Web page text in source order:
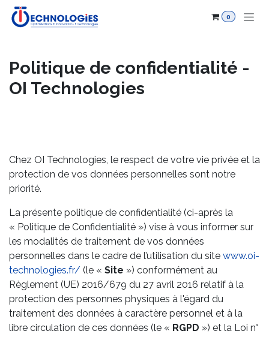
Skip to Content
0
Politique de confidentialité -
OI Technologies
Chez OI Technologies, le respect de votre vie privée et la
protection de vos données personnelles sont notre
priorité.
La présente politique de confidentialité (ci-après la
« Politique de Confidentialité ») vise à vous informer sur
les modalités de traitement de vos données
personnelles dans le cadre de l’utilisation du site www.oi-
technologies.fr/ (le « Site ») conformément au
Règlement (UE) 2016/679 du 27 avril 2016 relatif à la
protection des personnes physiques à l'égard du
traitement des données à caractère personnel et à la
libre circulation de ces données (le « RGPD ») et la Loi n°